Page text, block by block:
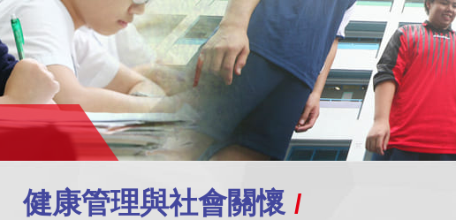
健康管理與社會關懷